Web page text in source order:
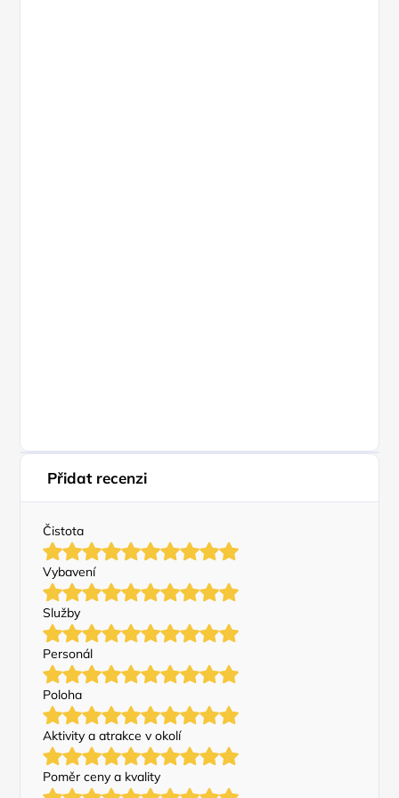
Přidat recenzi
Čistota
Vybavení
Služby
Personál
Poloha
Aktivity a atrakce v okolí
Poměr ceny a kvality